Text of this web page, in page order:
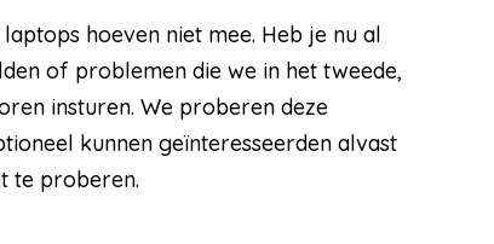
hoeven niet mee. Heb je nu al
of problemen die we in het tweede,
insturen. We proberen deze
kunnen geïnteresseerden alvast
te proberen.